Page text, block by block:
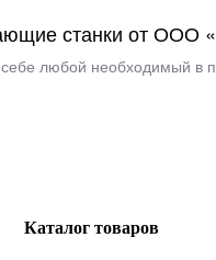
станки от ООО
любой необходимый в
Каталог товаров